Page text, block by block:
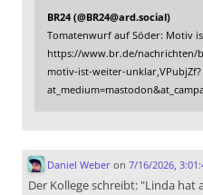
BR24 (@BR24@ard.social)
Tomatenwurf auf Söder: Motiv
https://www.br.de/nachrichten/
motiv-ist-weiter-unklar,VPubjZf?
Daniel Weberon 7/16/2026,
Der Kollege schreibt: "Linda hat